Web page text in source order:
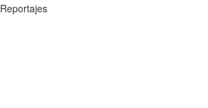
Reportajes